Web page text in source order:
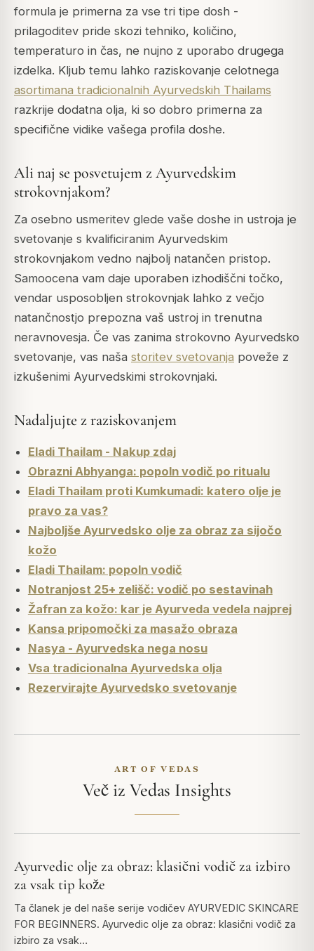
formula je primerna za vse tri tipe dosh -
prilagoditev pride skozi tehniko, količino,
temperaturo in čas, ne nujno z uporabo drugega
izdelka. Kljub temu lahko raziskovanje celotnega
asortimana tradicionalnih Ayurvedskih Thailams
razkrije dodatna olja, ki so dobro primerna za
specifične vidike vašega profila doshe.
Ali naj se posvetujem z Ayurvedskim
strokovnjakom?
Za osebno usmeritev glede vaše doshe in ustroja je
svetovanje s kvalificiranim Ayurvedskim
strokovnjakom vedno najbolj natančen pristop.
Samoocena vam daje uporaben izhodiščni točko,
vendar usposobljen strokovnjak lahko z večjo
natančnostjo prepozna vaš ustroj in trenutna
neravnovesja. Če vas zanima strokovno Ayurvedsko
svetovanje, vas naša storitev svetovanja poveže z
izkušenimi Ayurvedskimi strokovnjaki.
Nadaljujte z raziskovanjem
Eladi Thailam - Nakup zdaj
Obrazni Abhyanga: popoln vodič po ritualu
Eladi Thailam proti Kumkumadi: katero olje je
pravo za vas?
Najboljše Ayurvedsko olje za obraz za sijočo
kožo
Eladi Thailam: popoln vodič
Notranjost 25+ zelišč: vodič po sestavinah
Žafran za kožo: kar je Ayurveda vedela najprej
Kansa pripomočki za masažo obraza
Nasya - Ayurvedska nega nosu
Vsa tradicionalna Ayurvedska olja
Rezervirajte Ayurvedsko svetovanje
ART OF VEDAS
Več iz Vedas Insights
Ayurvedic olje za obraz: klasični vodič za izbiro
za vsak tip kože
Ta članek je del naše serije vodičev AYURVEDIC SKINCARE
FOR BEGINNERS. Ayurvedic olje za obraz: klasični vodič za
izbiro za vsak…